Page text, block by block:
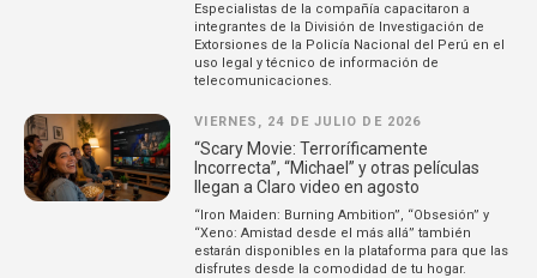
Especialistas de la compañía capacitaron a
integrantes de la División de Investigación de
Extorsiones de la Policía Nacional del Perú en el
uso legal y técnico de información de
telecomunicaciones.
VIERNES, 24 DE JULIO DE 2026
“Scary Movie: Terroríficamente
Incorrecta”, “Michael” y otras películas
llegan a Claro video en agosto
“Iron Maiden: Burning Ambition”, “Obsesión” y
“Xeno: Amistad desde el más allá” también
estarán disponibles en la plataforma para que las
disfrutes desde la comodidad de tu hogar.